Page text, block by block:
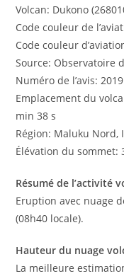
Volcan: Dukono
Code couleur de
Code couleur
Source: Observatoire
Numéro de l’avis:
Emplacement du
min 38 s
Région: Maluku Nord,
Élévation du sommet:
Résumé de l’activité
Eruption avec nuage
(08h40 locale).
Hauteur du nuage
La meilleure